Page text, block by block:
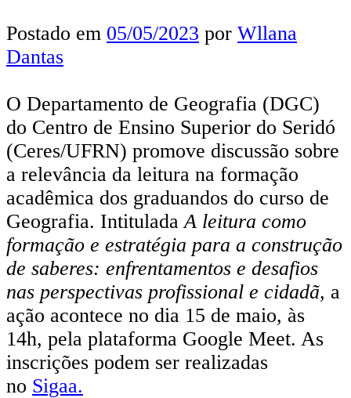
Postado em 05/05/2023 por Wllana
Dantas
O Departamento de Geografia (DGC)
do Centro de Ensino Superior do Seridó
(Ceres/UFRN) promove discussão sobre
a relevância da leitura na formação
acadêmica dos graduandos do curso de
Geografia. IntituladaA leitura como
formação e estratégia para a construção
de saberes: enfrentamentos e desafios
nas perspectivas profissional e cidadã, a
ação acontece no dia 15 de maio, às
14h, pela plataforma Google Meet. As
inscrições podem ser realizadas
no Sigaa.